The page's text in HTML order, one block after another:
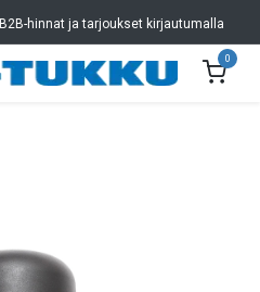
B2B-hinnat ja tarjoukset kirjautumalla
0